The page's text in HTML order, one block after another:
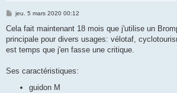
M
s
a
g
jeu. 5 mars 2020 00:12
Cela fait maintenant 18 mois que j'utilise un
principale pour divers usages: vélotaf,
est temps que j'en fasse une critique.
Ses caractéristiques:
guidon M